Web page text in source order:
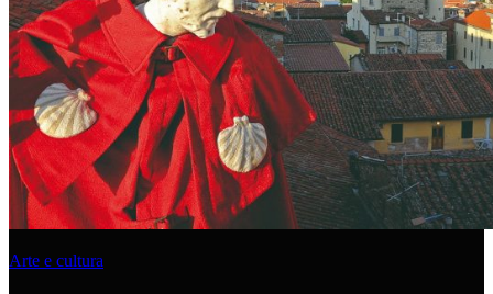
Arte e cultura